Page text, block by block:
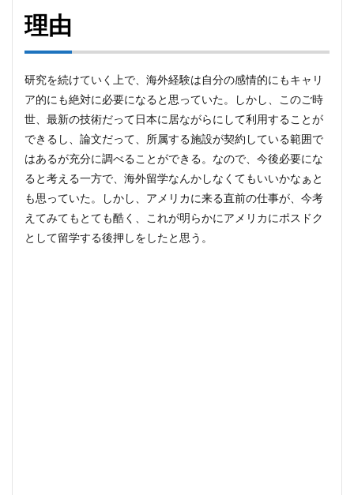
理由
研究を続けていく上で、海外経験は自分の感情的にもキャリ
ア的にも絶対に必要になると思っていた。しかし、このご時
世、最新の技術だって日本に居ながらにして利用することが
できるし、論文だって、所属する施設が契約している範囲で
はあるが充分に調べることができる。なので、今後必要にな
ると考える一方で、海外留学なんかしなくてもいいかなぁと
も思っていた。しかし、アメリカに来る直前の仕事が、今考
えてみてもとても酷く、これが明らかにアメリカにポスドク
として留学する後押しをしたと思う。